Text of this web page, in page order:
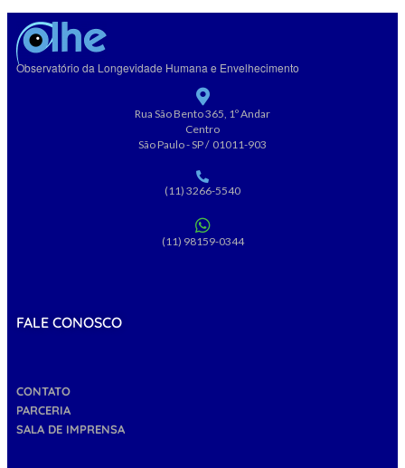
Observatório da Longevidade Humana e Envelhecimento
Rua São Bento 365, 1º Andar
Centro
São Paulo - SP / 01011-903
(11) 3266-5540
(11) 98159-0344
FALE CONOSCO
CONTATO
PARCERIA
SALA DE IMPRENSA